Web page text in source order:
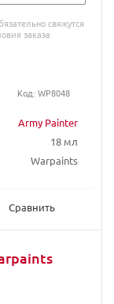
Army Painter
18 мл
Warpaints
Сравнить
свяжутся
заказа
Код: WP8048